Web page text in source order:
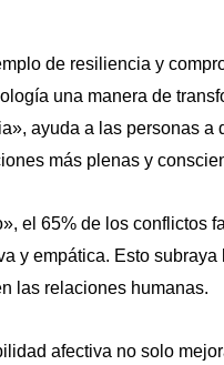
de resiliencia y
una manera de
ayuda a las personas a
más plenas y
el 65% de los conflictos
y empática. Esto subraya
las relaciones humanas.
afectiva no solo